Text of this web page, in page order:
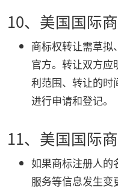
10、美国国际
商标权转让需草拟
官方。转让双方应
利范围、转让的时
进行申请和登记。
11、美国国际
如果商标注册人的
服务等信息发生变